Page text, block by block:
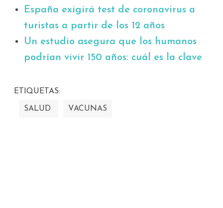
España exigirá test de coronavirus a
turistas a partir de los 12 años
Un estudio asegura que los humanos
podrían vivir 150 años: cuál es la clave
ETIQUETAS:
SALUD VACUNAS